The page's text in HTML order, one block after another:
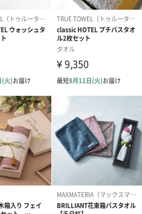
ダルロリポップ
ード（コーラ味)
円）
今治タオルケ
ンドタオル・
タオル）（
短のお届け可能日が通常より